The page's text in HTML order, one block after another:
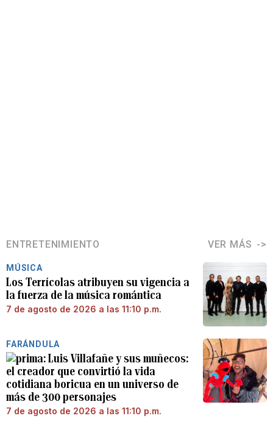
ENTRETENIMIENTO VER MÁS
MÚSICA
Los Terrícolas atribuyen su vigencia a
la fuerza de la música romántica
7 de agosto de 2026 a las 11:10 p.m.
FARÁNDULA
Luis Villafañe y sus muñecos:
el creador que convirtió la vida
cotidiana boricua en un universo de
más de 300 personajes
7 de agosto de 2026 a las 11:10 p.m.